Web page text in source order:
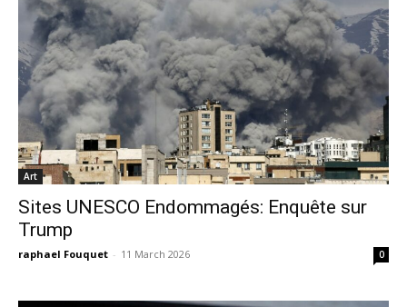
Art
Sites UNESCO Endommagés: Enquête sur
Trump
raphael Fouquet - 11 March 2026 0